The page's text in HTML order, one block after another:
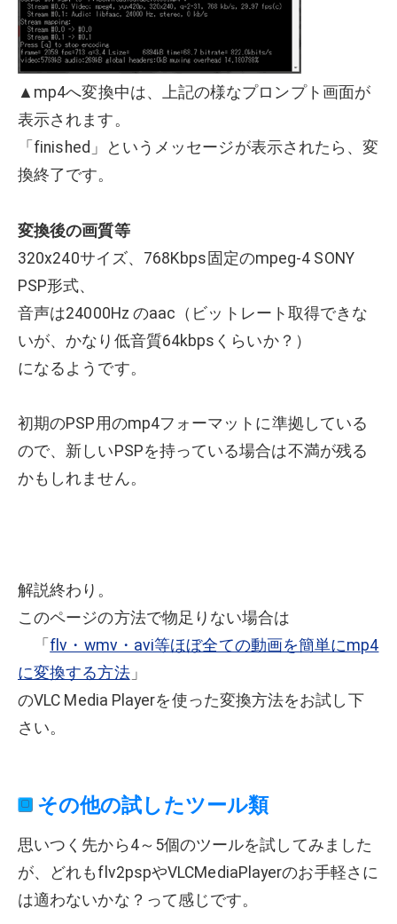
▲mp4へ変換中は、上記の様なプロンプト画面が
表示されます。
「finished」というメッセージが表示されたら、変
換終了です。
変換後の画質等
320x240サイズ、768Kbps固定のmpeg-4 SONY
PSP形式、
音声は24000Hz のaac（ビットレート取得できな
いが、かなり低音質64kbpsくらいか？）
になるようです。
初期のPSP用のmp4フォーマットに準拠している
ので、新しいPSPを持っている場合は不満が残る
かもしれません。
解説終わり。
このページの方法で物足りない場合は
「 flv・wmv・avi等ほぼ全ての動画を簡単にmp4
に変換する方法」
のVLC Media Playerを使った変換方法をお試し下
さい。
その他の試したツール類
思いつく先から4～5個のツールを試してみました
が、どれもflv2pspやVLCMediaPlayerのお手軽さに
は適わないかな？って感じです。